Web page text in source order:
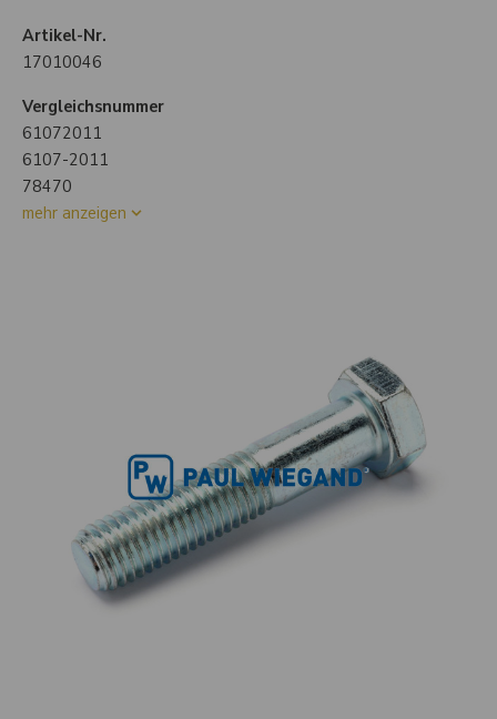
Artikel-Nr.
17010046
Vergleichsnummer
61072011
6107-2011
78470
mehr anzeigen